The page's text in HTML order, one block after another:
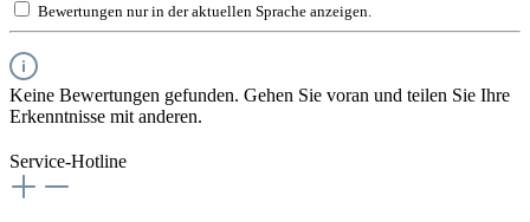
Bewertungen nur in der aktuellen Sprache anzeigen.
Keine Bewertungen gefunden. Gehen Sie voran und teilen Sie Ihre
Erkenntnisse mit anderen.
Service-Hotline